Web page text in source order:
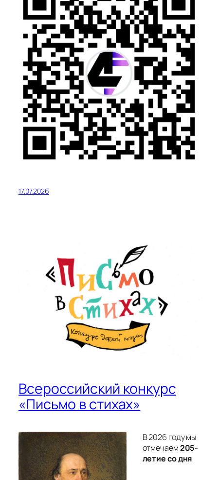
17.07.2026
Всероссийский конкурс
«Письмо в стихах»
В 2026 году мы
отмечаем205-
летие со дня